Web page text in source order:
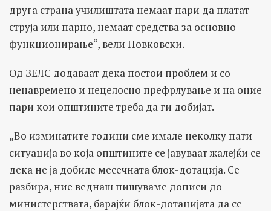
друга страна училиштата немаат пари да платат
струја или парно, немаат средства за основно
функционирање“, вели Новковски.
Од ЗЕЛС додаваат дека постои проблем и со
ненавремено и нецелосно префрлување и на оние
пари кои општините треба да ги добијат.
„Во изминатите години сме имале неколку пати
ситуација во која општините се јавуваат жалејќи се
дека не ја добиле месечната блок-дотација. Се
разбира, ние веднаш пишуваме дописи до
министерствата, барајќи блок-дотацијата да се